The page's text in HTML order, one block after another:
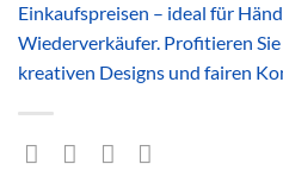
Einkaufspreisen – ideal für
Wiederverkäufer. Profitieren
kreativen Designs und fairen